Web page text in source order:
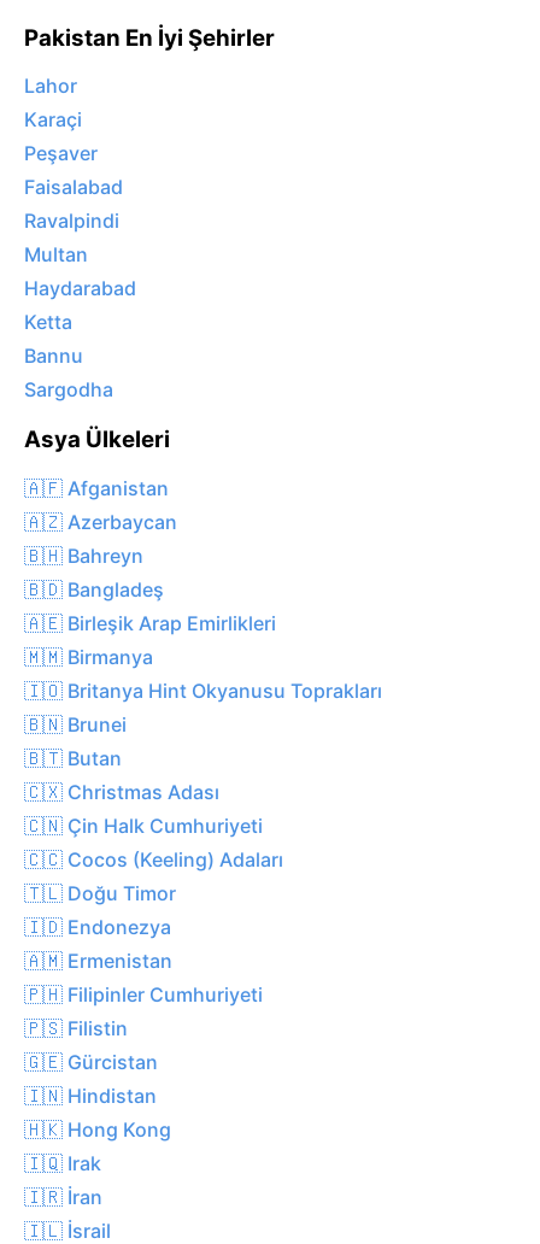
Pakistan En İyi Şehirler
Lahor
Karaçi
Peşaver
Faisalabad
Ravalpindi
Multan
Haydarabad
Ketta
Bannu
Sargodha
Asya Ülkeleri
🇦🇫 Afganistan
🇦🇿 Azerbaycan
🇧🇭 Bahreyn
🇧🇩 Bangladeş
🇦🇪 Birleşik Arap Emirlikleri
🇲🇲 Birmanya
🇮🇴 Britanya Hint Okyanusu Toprakları
🇧🇳 Brunei
🇧🇹 Butan
🇨🇽 Christmas Adası
🇨🇳 Çin Halk Cumhuriyeti
🇨🇨 Cocos (Keeling) Adaları
🇹🇱 Doğu Timor
🇮🇩 Endonezya
🇦🇲 Ermenistan
🇵🇭 Filipinler Cumhuriyeti
🇵🇸 Filistin
🇬🇪 Gürcistan
🇮🇳 Hindistan
🇭🇰 Hong Kong
🇮🇶 Irak
🇮🇷 İran
🇮🇱 İsrail